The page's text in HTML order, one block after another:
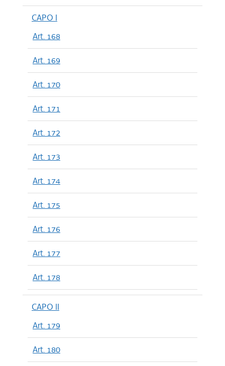
CAPO I
Art. 168
Art. 169
Art. 170
Art. 171
Art. 172
Art. 173
Art. 174
Art. 175
Art. 176
Art. 177
Art. 178
CAPO II
Art. 179
Art. 180